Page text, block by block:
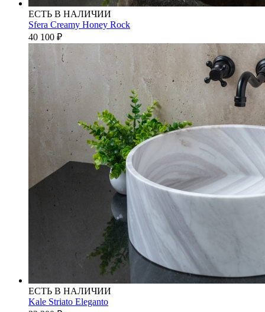
ЕСТЬ В НАЛИЧИИ
Sfera Creamy Honey Rock
40 100 ₽
ЕСТЬ В НАЛИЧИИ
Kale Striato Eleganto